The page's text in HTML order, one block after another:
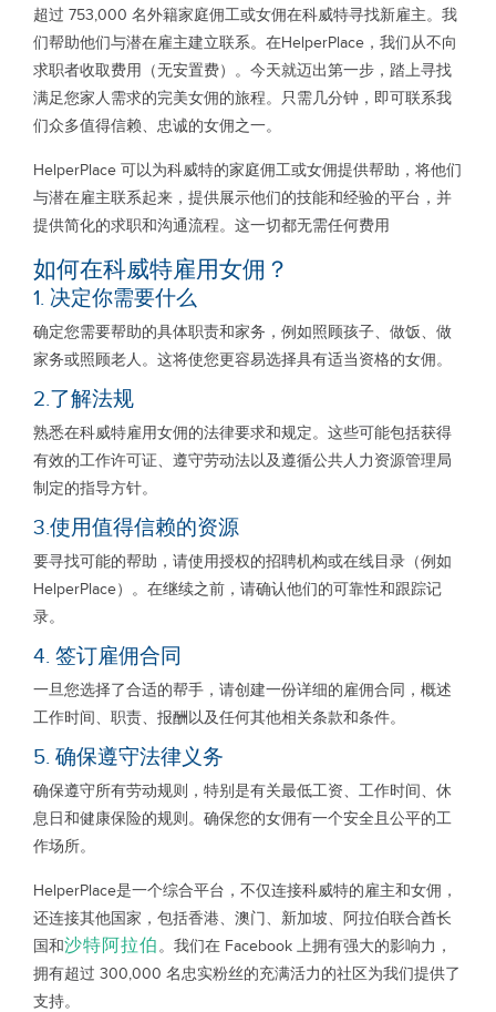
超过 753,000 名外籍家庭佣工或女佣在科威特寻找新雇主。我
们帮助他们与潜在雇主建立联系。在HelperPlace，我们从不向
求职者收取费用（无安置费）。今天就迈出第一步，踏上寻找
满足您家人需求的完美女佣的旅程。只需几分钟，即可联系我
们众多值得信赖、忠诚的女佣之一。
HelperPlace 可以为科威特的家庭佣工或女佣提供帮助，将他们
与潜在雇主联系起来，提供展示他们的技能和经验的平台，并
提供简化的求职和沟通流程。这一切都无需任何费用
如何在科威特雇用女佣？
1. 决定你需要什么
确定您需要帮助的具体职责和家务，例如照顾孩子、做饭、做
家务或照顾老人。这将使您更容易选择具有适当资格的女佣。
2.了解法规
熟悉在科威特雇用女佣的法律要求和规定。这些可能包括获得
有效的工作许可证、遵守劳动法以及遵循公共人力资源管理局
制定的指导方针。
3.使用值得信赖的资源
要寻找可能的帮助，请使用授权的招聘机构或在线目录（例如
HelperPlace）。在继续之前，请确认他们的可靠性和跟踪记
录。
4. 签订雇佣合同
一旦您选择了合适的帮手，请创建一份详细的雇佣合同，概述
工作时间、职责、报酬以及任何其他相关条款和条件。
5. 确保遵守法律义务
确保遵守所有劳动规则，特别是有关最低工资、工作时间、休
息日和健康保险的规则。确保您的女佣有一个安全且公平的工
作场所。
HelperPlace是一个综合平台，不仅连接科威特的雇主和女佣，
还连接其他国家，包括香港、澳门、新加坡、阿拉伯联合酋长
国和沙特阿拉伯。我们在 Facebook 上拥有强大的影响力，
拥有超过 300,000 名忠实粉丝的充满活力的社区为我们提供了
支持。